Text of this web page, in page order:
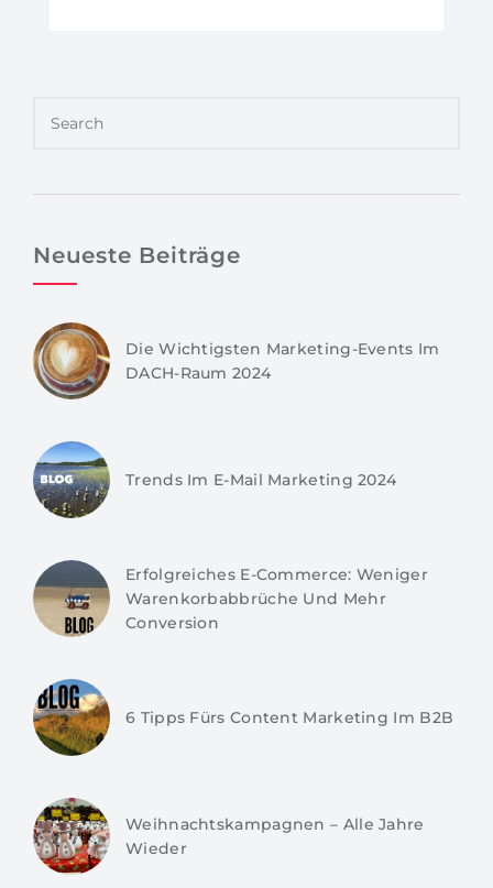
Neueste Beiträge
Die Wichtigsten Marketing-Events Im
DACH-Raum 2024
Trends Im E-Mail Marketing 2024
Erfolgreiches E-Commerce: Weniger
Warenkorbabbrüche Und Mehr
Conversion
6 Tipps Fürs Content Marketing Im B2B
Weihnachtskampagnen – Alle Jahre
Wieder